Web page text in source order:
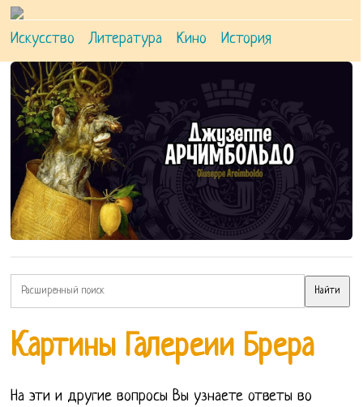
Искусство Литература Кино История
Картины Галереии Брера
На эти и другие вопросы Вы узнаете ответы во